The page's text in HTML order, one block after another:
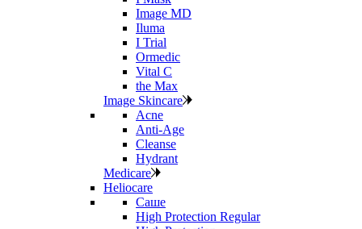
Image MD
Iluma
I Trial
Ormedic
Vital C
the Max
Image Skincare
Acne
Anti‑Age
Cleanse
Hydrant
Medicare
Heliocare
Саше
High Protection Regular